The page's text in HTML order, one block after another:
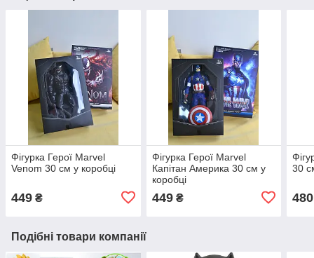
Фігурка Герої Marvel
Venom 30 см у коробці
449 ₴
Фігурка Герої Marvel
Капітан Америка 30 см у
коробці
449₴
30
480
Подібні товари компанії